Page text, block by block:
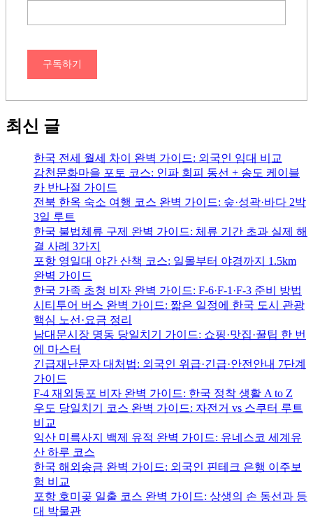
구독하기
최신 글
한국 전세 월세 차이 완벽 가이드: 외국인 임대 비교
감천문화마을 포토 코스: 인파 회피 동선 + 송도 케이블
카 반나절 가이드
전북 한옥 숙소 여행 코스 완벽 가이드: 숲·성곽·바다 2박
3일 루트
한국 불법체류 구제 완벽 가이드: 체류 기간 초과 실제 해
결 사례 3가지
포항 영일대 야간 산책 코스: 일몰부터 야경까지 1.5km
완벽 가이드
한국 가족 초청 비자 완벽 가이드: F-6·F-1·F-3 준비 방법
시티투어 버스 완벽 가이드: 짧은 일정에 한국 도시 관광
핵심 노선·요금 정리
남대문시장 명동 당일치기 가이드: 쇼핑·맛집·꿀팁 한 번
에 마스터
긴급재난문자 대처법: 외국인 위급·긴급·안전안내 7단계
가이드
F-4 재외동포 비자 완벽 가이드: 한국 정착 생활 A to Z
우도 당일치기 코스 완벽 가이드: 자전거 vs 스쿠터 루트
비교
익산 미륵사지 백제 유적 완벽 가이드: 유네스코 세계유
산 하루 코스
한국 해외송금 완벽 가이드: 외국인 핀테크 은행 이주보
험 비교
포항 호미곶 일출 코스 완벽 가이드: 상생의 손 동선과 등
대 박물관